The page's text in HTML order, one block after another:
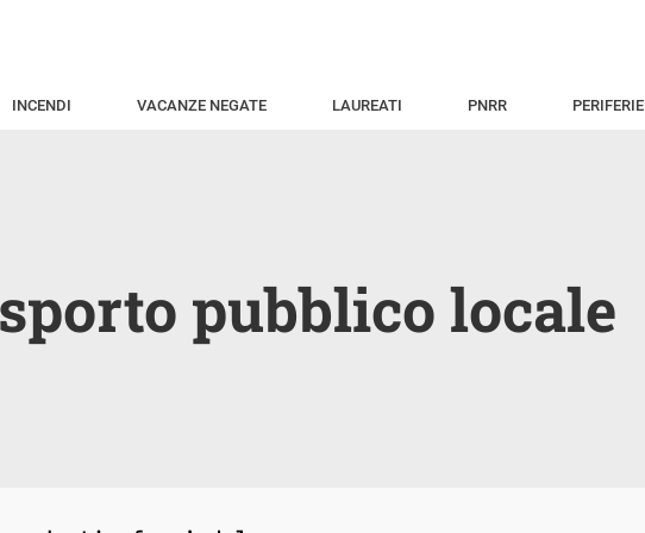
INCENDI VACANZE NEGATE LAUREATI PNRR PERIFERIE
pubblico locale